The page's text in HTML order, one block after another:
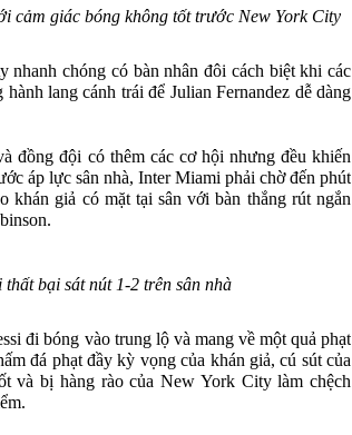
cảm giác bóng không tốt trước New York City
nhanh chóng có bàn nhân đôi cách biệt khi các
lang cánh trái để Julian Fernandez dễ dàng
đồng đội có thêm các cơ hội nhưng đều khiến
áp lực sân nhà, Inter Miami phải chờ đến phút
khán giả có mặt tại sân với bàn thắng rút ngắn
bại sát nút 1-2 trên sân nhà
đi bóng vào trung lộ và mang về một quả phạt
đá phạt đầy kỳ vọng của khán giả, cú sút của
và bị hàng rào của New York City làm chệch